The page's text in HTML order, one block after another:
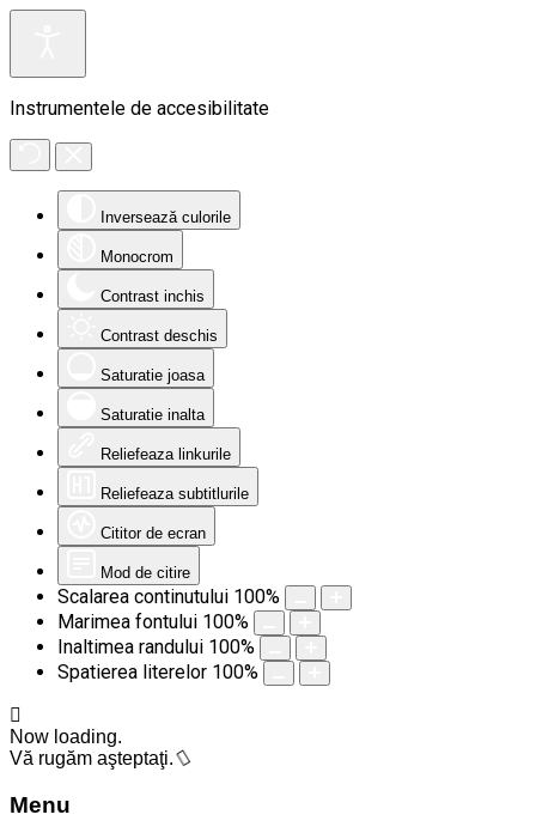
Instrumentele de accesibilitate
Inversează culorile
Monocrom
Contrast inchis
Contrast deschis
Saturatie joasa
Saturatie inalta
Reliefeaza linkurile
Reliefeaza subtitlurile
Cititor de ecran
Mod de citire
Scalarea continutului 100%
Marimea fontului 100%
Inaltimea randului 100%
Spatierea literelor 100%
Now loading.
Vă rugăm aşteptaţi.
Menu